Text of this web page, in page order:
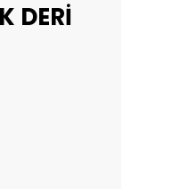
DERİ